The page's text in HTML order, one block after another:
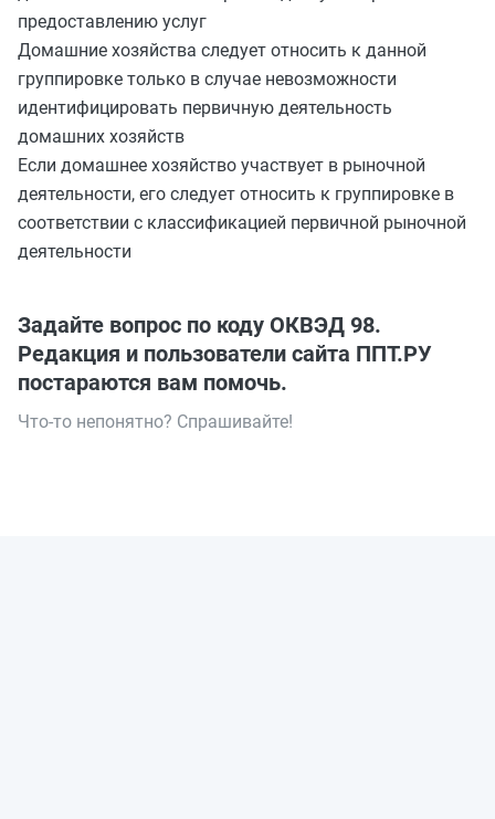
предоставлению услуг
Домашние хозяйства следует относить к данной
группировке только в случае невозможности
идентифицировать первичную деятельность
домашних хозяйств
Если домашнее хозяйство участвует в рыночной
деятельности, его следует относить к группировке в
соответствии с классификацией первичной рыночной
деятельности
Задайте вопрос по коду ОКВЭД 98.
Редакция и пользователи сайта ППТ.РУ
постараются вам помочь.
Что-то непонятно? Спрашивайте!